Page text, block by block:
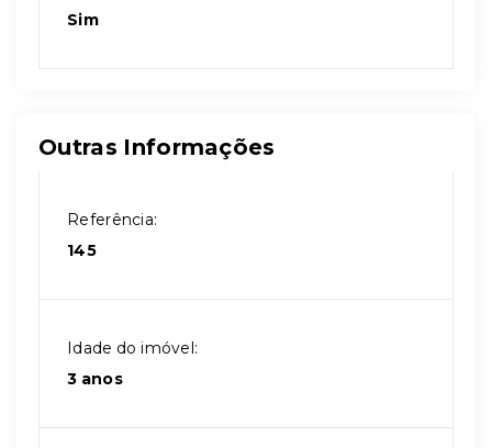
Sim
Outras Informações
Referência:
145
Idade do imóvel:
3 anos